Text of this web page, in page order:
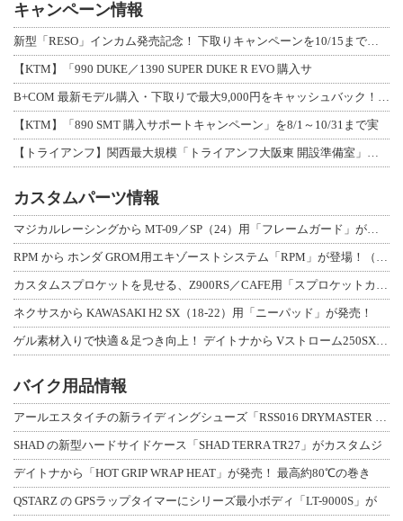
キャンペーン情報
新型「RESO」インカム発売記念！ 下取りキャンペーンを10/15まで延長して開
【KTM】「990 DUKE／1390 SUPER DUKE R EVO 購入サ
B+COM 最新モデル購入・下取りで最大9,000円をキャッシュバック！「B+F
【KTM】「890 SMT 購入サポートキャンペーン」を8/1～10/31まで実
【トライアンフ】関西最大規模「トライアンフ大阪東 開設準備室」がオープン！ 限定
カスタムパーツ情報
マジカルレーシングから MT-09／SP（24）用「フレームガード」が登場！
RPM から ホンダ GROM用エキゾーストシステム「RPM」が登場！（動画あり
カスタムスプロケットを見せる、Z900RS／CAFE用「スプロケットカバーフルキ
ネクサスから KAWASAKI H2 SX（18-22）用「ニーパッド」が発売！
ゲル素材入りで快適＆足つき向上！ デイトナから Vストローム250SX用「快適ロ
バイク用品情報
アールエスタイチの新ライディングシューズ「RSS016 DRYMASTER スト
SHAD の新型ハードサイドケース「SHAD TERRA TR27」がカスタムジ
デイトナから「HOT GRIP WRAP HEAT」が発売！ 最高約80℃の巻き
QSTARZ の GPSラップタイマーにシリーズ最小ボディ「LT-9000S」が